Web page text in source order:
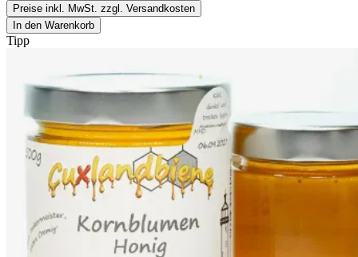
Preise inkl. MwSt. zzgl. Versandkosten
In den Warenkorb
Tipp